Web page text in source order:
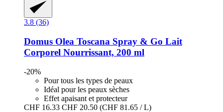
3.8 (36)
Domus Olea Toscana Spray & Go Lait
Corporel Nourrissant, 200 ml
-20%
Pour tous les types de peaux
Idéal pour les peaux sèches
Effet apaisant et protecteur
CHF 16.33 CHF 20.50 (CHF 81.65 / L)